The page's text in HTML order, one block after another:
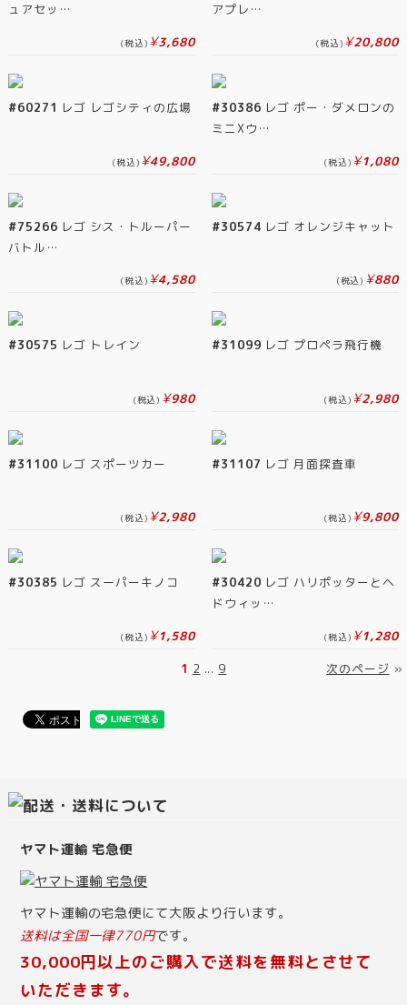
ュアセッ…
(税込) ¥3,680
アプレ…
(税込) ¥20,800
#60271 レゴ レゴシティの広場
(税込) ¥49,800
#30386 レゴ ポー・ダメロンの
ミニXウ…
(税込) ¥1,080
#75266 レゴ シス・トルーパー
バトル…
(税込) ¥4,580
#30574 レゴ オレンジキャット
(税込) ¥880
#30575 レゴ トレイン
(税込) ¥980
#31099 レゴ プロペラ飛行機
(税込) ¥2,980
#31100 レゴ スポーツカー
(税込) ¥2,980
#31107 レゴ 月面探査車
(税込) ¥9,800
#30385 レゴ スーパーキノコ
(税込) ¥1,580
#30420 レゴ ハリポッターとヘ
ドウィッ…
(税込) ¥1,280
1 2 ... 9 次のページ »
ヤマト運輸 宅急便
ヤマト運輸の宅急便にて大阪より行います。
送料は全国一律770円です。
30,000円以上のご購入で送料を無料とさせて
いただきます。